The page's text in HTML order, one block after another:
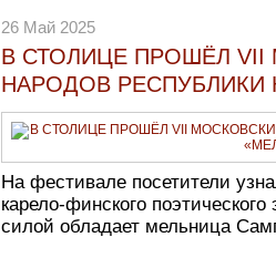
26 Май 2025
В СТОЛИЦЕ ПРОШЁЛ
НАРОДОВ РЕСПУБЛИКИ
На фестивале посетители
карело-финского
силой обладает мельница